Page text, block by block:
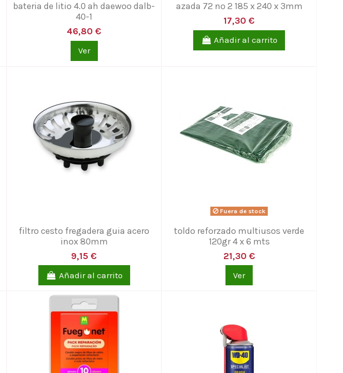
bateria de litio 4.0 ah daewoo dalb-
40-1
46,80 €
Ver
azada 72 nº 2 185 x 240 x 3mm
17,30 €
Añadir al carrito
filtro cesto fregadera guia acero
inox 80mm
9,15 €
Añadir al carrito
Fuera de stock
toldo reforzado multiusos verde
120gr 4 x 6 mts
21,30 €
Ver